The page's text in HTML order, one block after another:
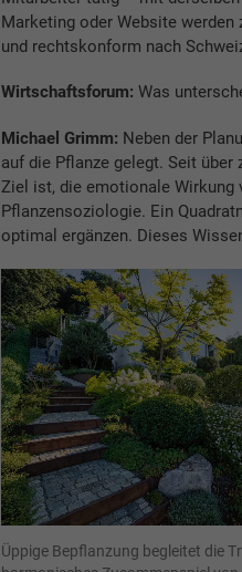
Marketing oder Website
und rechtskonform nach
Wirtschaftsforum: Was
Michael Grimm: Neben der
auf die Pflanze gelegt. Seit
Ziel ist, die emotionale Wirkung
Pflanzensoziologie. Ein
optimal ergänzen. Dieses
Üppige Bepflanzung begleitet die